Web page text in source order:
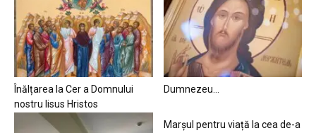
Înălțarea la Cer a Domnului
nostru Iisus Hristos
Dumnezeu…
Marșul pentru viață la cea de-a